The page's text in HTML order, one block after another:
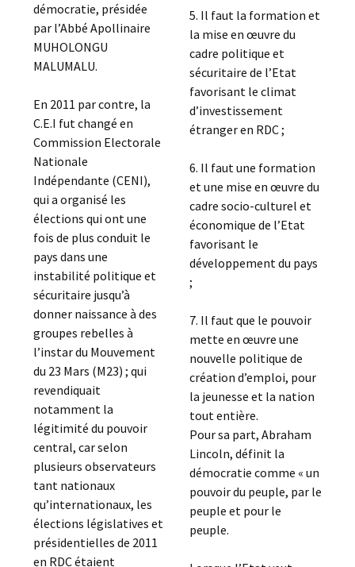
démocratie, présidée
par l’Abbé Apollinaire
MUHOLONGU
MALUMALU.
En 2011 par contre, la
C.E.I fut changé en
Commission Electorale
Nationale
Indépendante (CENI),
qui a organisé les
élections qui ont une
fois de plus conduit le
pays dans une
instabilité politique et
sécuritaire jusqu’à
donner naissance à des
groupes rebelles à
l’instar du Mouvement
du 23 Mars (M23) ; qui
revendiquait
notamment la
légitimité du pouvoir
central, car selon
plusieurs observateurs
tant nationaux
qu’internationaux, les
élections législatives et
présidentielles de 2011
en RDC étaient
5. Il faut la formation et
la mise en œuvre du
cadre politique et
sécuritaire de l’Etat
favorisant le climat
d’investissement
étranger en RDC ;
6. Il faut une formation
et une mise en œuvre du
cadre socio-culturel et
économique de l’Etat
favorisant le
développement du pays
;
7. Il faut que le pouvoir
mette en œuvre une
nouvelle politique de
création d’emploi, pour
la jeunesse et la nation
tout entière.
Pour sa part, Abraham
Lincoln, définit la
démocratie comme « un
pouvoir du peuple, par le
peuple et pour le
peuple.